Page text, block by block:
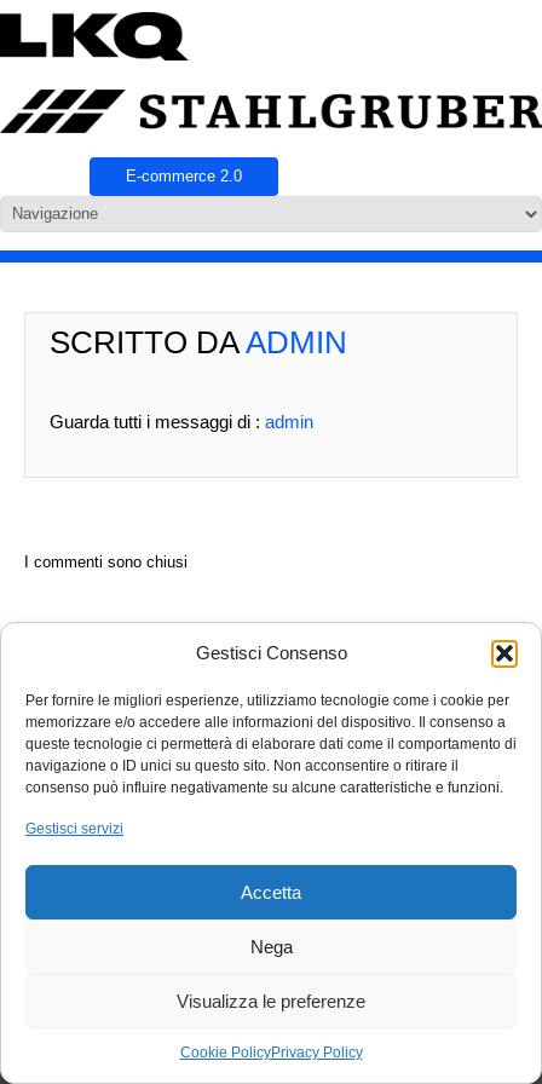
Gestisci Consenso
Per fornire le migliori esperienze, utilizziamo tecnologie come i cookie per
memorizzare e/o accedere alle informazioni del dispositivo. Il consenso a
queste tecnologie ci permetterà di elaborare dati come il comportamento di
navigazione o ID unici su questo sito. Non acconsentire o ritirare il
consenso può influire negativamente su alcune caratteristiche e funzioni.
Gestisci servizi
Accetta
Nega
Visualizza le preferenze
Cookie PolicyPrivacy Policy
E-commerce 2.0
SCRITTO DAADMIN
Guarda tutti i messaggi di : admin
I commenti sono chiusi
E-commerce 2.0
Stahlgruber-BM srl– Via Noalese, 75 – 31100 Treviso (TV) – Tel. 0422 4727
Copyright © 2021 - P.IVA 00654970268 - Privacy Policy-Cookie Policy- by